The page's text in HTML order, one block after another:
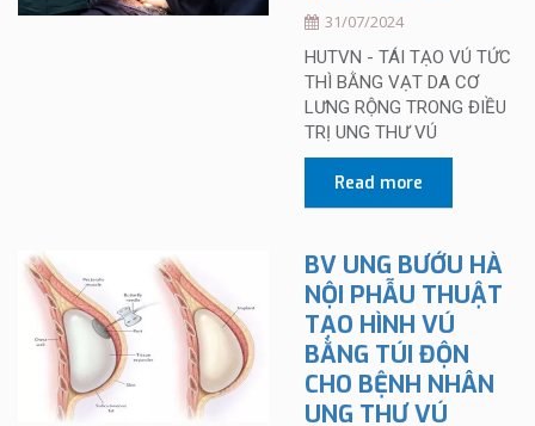
31/07/2024
HUTVN - TÁI TẠO VÚ TỨC
THÌ BẰNG VẠT DA CƠ
LƯNG RỘNG TRONG ĐIỀU
TRỊ UNG THƯ VÚ
Read more
BV UNG BƯỚU HÀ
NỘI PHẪU THUẬT
TẠO HÌNH VÚ
BẰNG TÚI ĐỘN
CHO BỆNH NHÂN
UNG THƯ VÚ